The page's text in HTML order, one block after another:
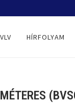
HÍRFOLYAM